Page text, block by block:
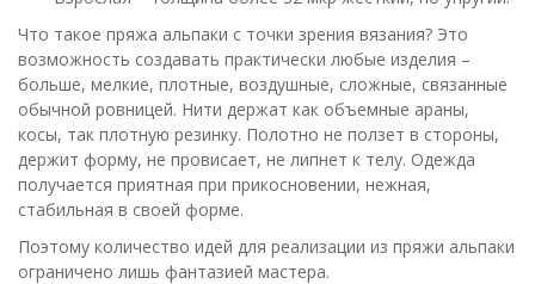
Что такое пряжа альпаки с точки зрения вязания? Это
возможность создавать практически любые изделия –
больше, мелкие, плотные, воздушные, сложные, связанные
обычной ровницей. Нити держат как объемные араны,
косы, так плотную резинку. Полотно не ползет в стороны,
держит форму, не провисает, не липнет к телу. Одежда
получается приятная при прикосновении, нежная,
стабильная в своей форме.
Поэтому количество идей для реализации из пряжи альпаки
ограничено лишь фантазией мастера.